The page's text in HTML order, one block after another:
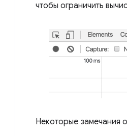
чтобы ограничить
Некоторые замечания